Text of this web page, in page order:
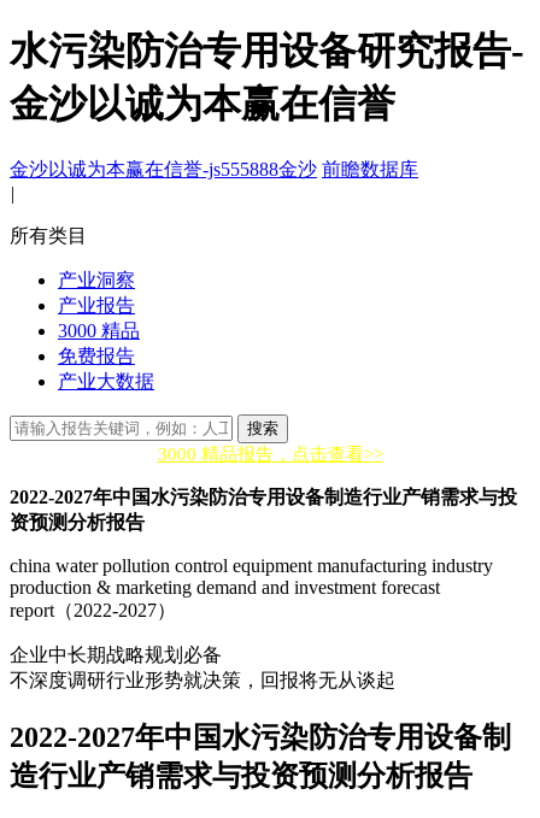
水污染防治专用设备研究报告-
金沙以诚为本赢在信誉
金沙以诚为本赢在信誉-js555888金沙 前瞻数据库
|
所有类目
产业洞察
产业报告
3000 精品
免费报告
产业大数据
搜索
3000 精品报告，点击查看>>
2022-2027年中国水污染防治专用设备制造行业产销需求与投
资预测分析报告
china water pollution control equipment manufacturing industry
production & marketing demand and investment forecast
report（2022-2027）
企业中长期战略规划必备
不深度调研行业形势就决策，回报将无从谈起
2022-2027年中国水污染防治专用设备制
造行业产销需求与投资预测分析报告